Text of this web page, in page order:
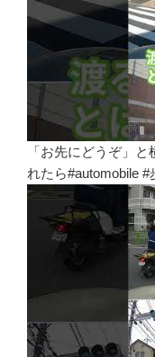
「お先にどうぞ」
れたら#automobile